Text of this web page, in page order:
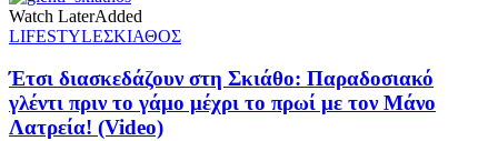
Watch LaterAdded
LIFESTYLEΣΚΙΑΘΟΣ
Έτσι διασκεδάζουν στη Σκιάθο: Παραδοσιακό
γλέντι πριν το γάμο μέχρι το πρωί με τον Μάνο
Λατρεία! (Video)